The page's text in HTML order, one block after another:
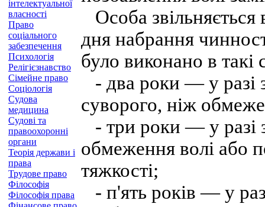
інтелектуальної
власності
Право
соціального
забезпечення
Психологія
Релігієзнавство
Сімейне право
Соціологія
Судова
медицина
Судові та
правоохоронні
органи
Теорія держави і
права
Трудове право
Філософія
Філософія права
Особа звільняється
дня набрання
було виконано в такі
- два роки — у разі
суворого, ніж
- три роки — у разі
обмеження волі або
тяжкості;
- п'ять років — у